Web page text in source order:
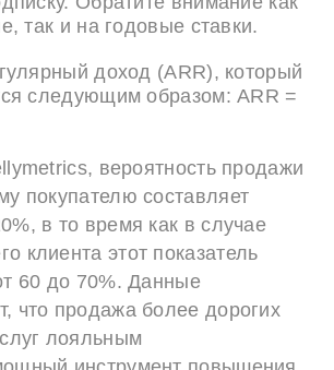
так и на годовые ставки.
доход (ARR), который
следующим образом: ARR =
вероятность продажи
покупателю составляет
в то время как в случае
клиента этот показатель
60 до 70%. Данные
что продажа более дорогих
лояльным